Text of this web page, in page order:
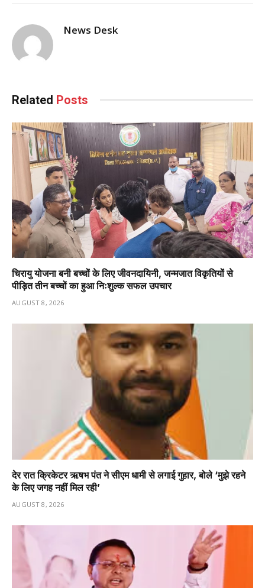
News Desk
Related Posts
चिरायु योजना बनी बच्चों के लिए जीवनदायिनी, जन्मजात विकृतियों से
पीड़ित तीन बच्चों का हुआ निःशुल्क सफल उपचार
AUGUST 8, 2026
देर रात क्रिकेटर ऋषभ पंत ने सीएम धामी से लगाई गुहार, बोले ‘मुझे रहने
के लिए जगह नहीं मिल रही’
AUGUST 8, 2026